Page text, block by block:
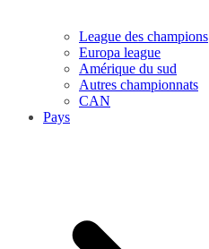
League des champions
Europa league
Amérique du sud
Autres championnats
CAN
Pays